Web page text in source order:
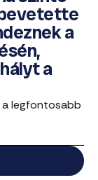
a
a
a legfontosabb